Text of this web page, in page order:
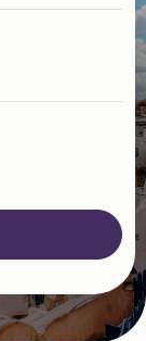
TROTE?